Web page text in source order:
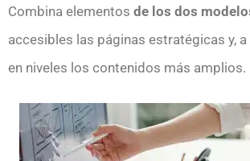
Combina elementos de los dos
accesibles las páginas estratégicas y,
en niveles los contenidos más amplios.